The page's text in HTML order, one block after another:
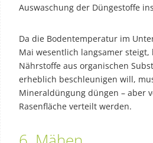
Auswaschung der Düngestoffe
Da die Bodentemperatur im
Mai wesentlich langsamer
Nährstoffe aus organischen
erheblich beschleunigen will,
Mineraldüngung düngen – aber
Rasenfläche verteilt werden.